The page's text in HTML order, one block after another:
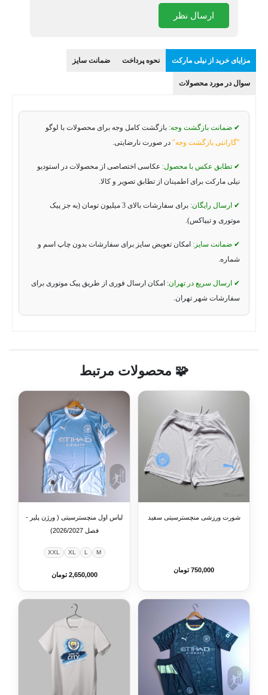
ارسال نظر
مزایای خرید از نیلی مارکت نحوه پرداخت ضمانت سایز
سوال در مورد محصولات
✔ ضمانت بازگشت وجه: بازگشت کامل وجه برای محصولات با لوگو
"گارانتی بازگشت وجه" در صورت نارضایتی.
✔ تطابق عکس با محصول: عکاسی اختصاصی از محصولات در استودیو
نیلی مارکت برای اطمینان از تطابق تصویر و کالا.
✔ ارسال رایگان:
برای سفارشات بالای 3 میلیون تومان (به جز پیک
موتوری و تیپاکس).
✔ ضمانت سایز: امکان تعویض سایز برای سفارشات بدون چاپ اسم و
شماره.
✔ ارسال سریع در تهران: امکان ارسال فوری از طریق پیک موتوری برای
سفارشات شهر تهران.
🧩 محصولات مرتبط
شورت ورزشی منچسترسیتی سفید
750,000 تومان
لباس اول منچسترسیتی ( ورژن پلیر -
فصل 2026/2027)
M
L
XL
XXL
2,650,000 تومان